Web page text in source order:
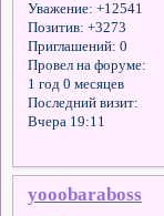
Уважение: +12541
Позитив: +3273
Приглашений: 0
Провел на форуме:
1 год 0 месяцев
Последний визит:
Вчера 19:11
yooobaraboss